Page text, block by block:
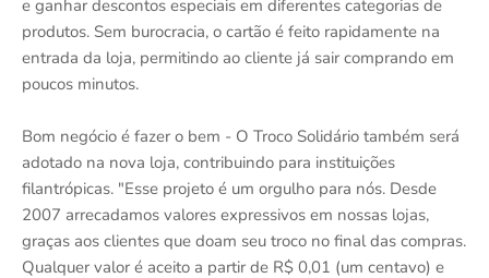
e ganhar descontos especiais em diferentes categorias de
produtos. Sem burocracia, o cartão é feito rapidamente na
entrada da loja, permitindo ao cliente já sair comprando em
poucos minutos.
Bom negócio é fazer o bem - O Troco Solidário também será
adotado na nova loja, contribuindo para instituições
filantrópicas. "Esse projeto é um orgulho para nós. Desde
2007 arrecadamos valores expressivos em nossas lojas,
graças aos clientes que doam seu troco no final das compras.
Qualquer valor é aceito a partir de R$ 0,01 (um centavo) e